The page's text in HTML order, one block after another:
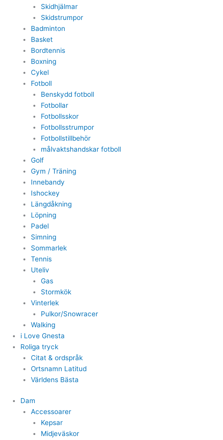
Skidhjälmar
Skidstrumpor
Badminton
Basket
Bordtennis
Boxning
Cykel
Fotboll
Benskydd fotboll
Fotbollar
Fotbollsskor
Fotbollsstrumpor
Fotbollstillbehör
målvaktshandskar fotboll
Golf
Gym / Träning
Innebandy
Ishockey
Längdåkning
Löpning
Padel
Simning
Sommarlek
Tennis
Uteliv
Gas
Stormkök
Vinterlek
Pulkor/Snowracer
Walking
i Love Gnesta
Roliga tryck
Citat & ordspråk
Ortsnamn Latitud
Världens Bästa
Dam
Accessoarer
Kepsar
Midjeväskor